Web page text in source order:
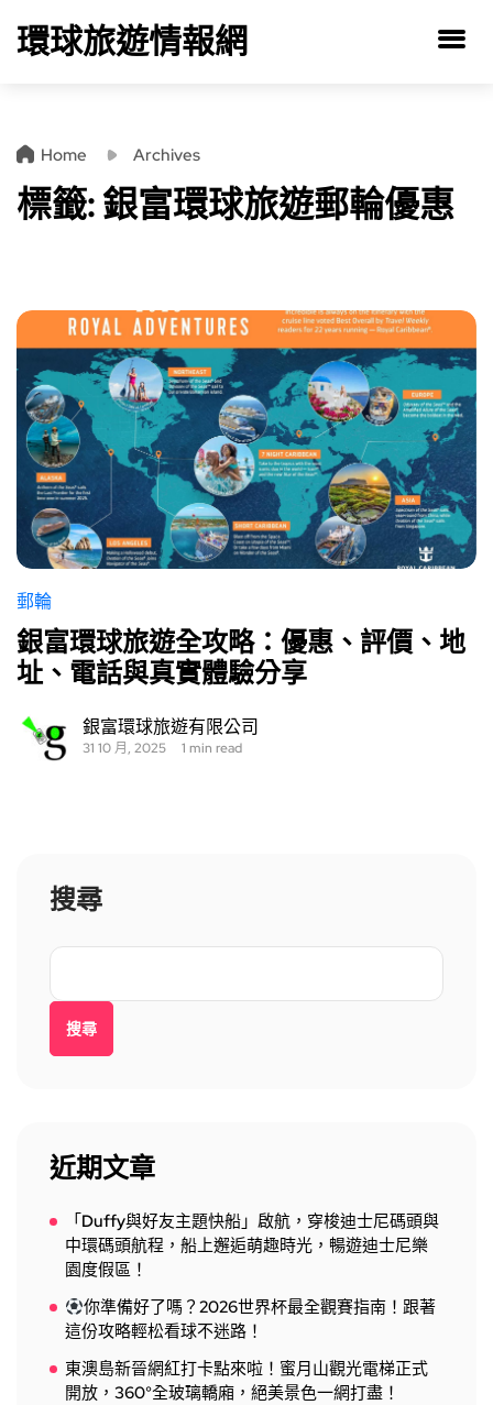
環球旅遊情報網
Home Archives
標籤:銀富環球旅遊郵輪優惠
郵輪
銀富環球旅遊全攻略：優惠、評價、地
址、電話與真實體驗分享
銀富環球旅遊有限公司
31 10 月, 2025 1 min read
搜尋
搜尋
近期文章
「Duffy與好友主題快船」啟航，穿梭迪士尼碼頭與
中環碼頭航程，船上邂逅萌趣時光，暢遊迪士尼樂
園度假區！
你準備好了嗎？2026世界杯最全觀賽指南！跟著
這份攻略輕松看球不迷路！
東澳島新晉網紅打卡點來啦！蜜月山觀光電梯正式
開放，360°全玻璃轎廂，絕美景色一網打盡！